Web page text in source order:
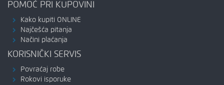
POMOĆ PRI KUPOVINI
Kako kupiti ONLINE
Najčešća pitanja
Načini plaćanja
KORISNIČKI SERVIS
Povraćaj robe
Rokovi isporuke